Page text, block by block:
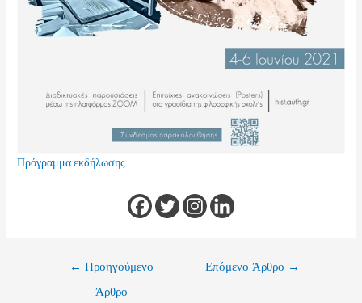
Πρόγραμμα εκδήλωσης
← Προηγούμενο
Άρθρο
Επόμενο Άρθρο →